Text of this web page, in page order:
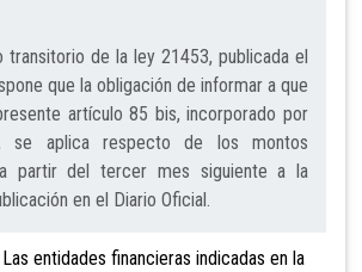
de la ley 21453, publicada el
que la obligación de informar a que
artículo 85 bis, incorporado por
se aplica respecto de los montos
partir del tercer mes siguiente a la
en el Diario Oficial.
entidades financieras indicadas en la